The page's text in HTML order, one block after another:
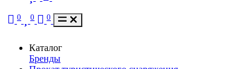
0 0 0
Каталог
Бренды